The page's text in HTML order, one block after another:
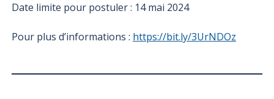
Date limite pour postuler : 14 mai 2024
Pour plus d’informations : https://bit.ly/3UrNDOz